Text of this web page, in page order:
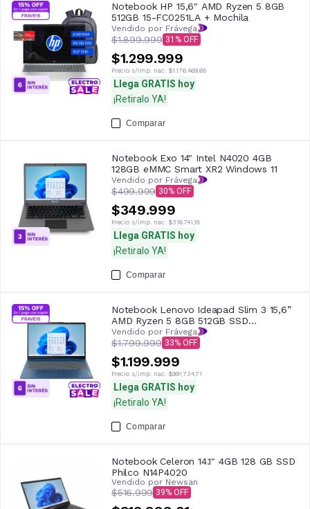
Notebook HP 15,6" AMD Ryzen 5 8GB
512GB 15-FC0251LA + Mochila
Vendido por Frávega
$1.899.999 31
$1.299.999
Precio s/imp. nac. $1.176.469,68
Llega GRATIS hoy
¡Retiralo YA!
Comparar
Notebook Exo 14" Intel N4020 4GB
128GB eMMC Smart XR2 Windows 11
Vendido por Frávega
$499.999 30
$349.999
Precio s/imp. nac. $316.741,18
Llega GRATIS hoy
¡Retiralo YA!
Comparar
Notebook Lenovo Ideapad Slim 3 15,6”
AMD Ryzen 5 8GB 512GB SSD
82XQ00YAAR
Vendido por Frávega
$1.799.999 33
$1.199.999
Precio s/imp. nac. $991.734,71
Llega GRATIS hoy
¡Retiralo YA!
Comparar
Notebook Celeron 14.1" 4GB 128 GB SSD
Philco N14P4020
Vendido por Newsan
$516.999 39